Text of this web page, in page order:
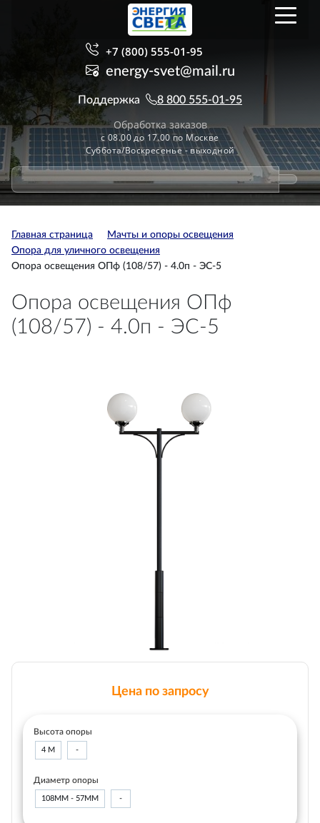
+7 (800) 555-01-95
energy-svet@mail.ru
Поддержка 8 800 555-01-95
Обработка заказов
с 08.00 до 17.00 по Москве
Суббота/Воскресенье - выходной
Главная страница
Мачты и опоры освещения
Опора для уличного освещения
Опора освещения ОПф (108/57) - 4.0п - ЭС-5
Опора освещения ОПф
(108/57) - 4.0п - ЭС-5
Цена по запросу
Высота опоры
4 М -
Диаметр опоры
108ММ - 57ММ -